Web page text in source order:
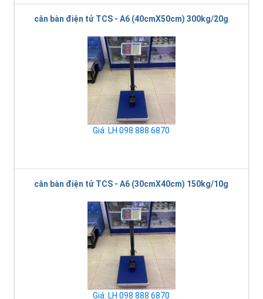
cân bàn điện tử TCS - A6 (40cmX50cm) 300kg/20g
Giá: LH 098 888 6870
cân bàn điện tử TCS - A6 (30cmX40cm) 150kg/10g
Giá: LH 098 888 6870